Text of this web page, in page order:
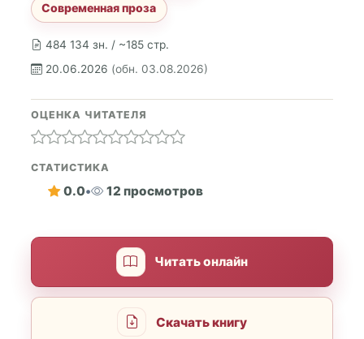
484 134 зн. / ~185 стр.
20.06.2026 (обн. 03.08.2026)
Современная проза
ОЦЕНКА ЧИТАТЕЛЯ
СТАТИСТИКА
0.0• 12 просмотров
Читать онлайн
Скачать книгу